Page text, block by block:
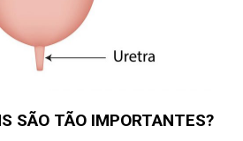
SÃO TÃO IMPORTANTES?